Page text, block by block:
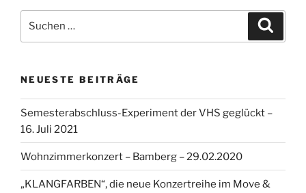
nach:
NEUESTE BEITRÄGE
Semesterabschluss-Experiment der VHS geglückt –
16. Juli 2021
Wohnzimmerkonzert – Bamberg – 29.02.2020
„KLANGFARBEN“, die neue Konzertreihe im Move &